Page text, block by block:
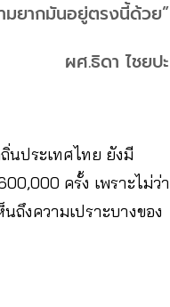
มยากมันอยู่ตรงนี้ด้วย”
ผศ.ธิดา ไชยปะ
นประเทศไทย ยังมี
ครั้ง เพราะไม่ว่า
ถึงความเปราะบางของ